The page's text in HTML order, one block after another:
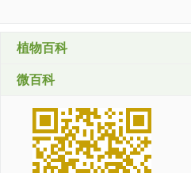
植物百科
微百科